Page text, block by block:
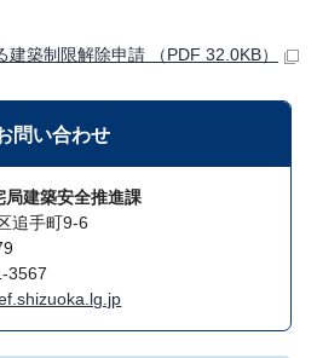
築制限解除申請 （PDF 32.0KB）
問い合わせ
局建築安全推進課
追手町9-6
3567